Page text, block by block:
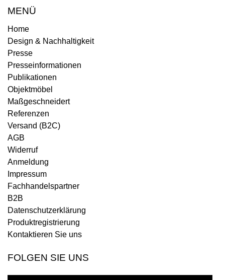
MENÜ
Home
Design & Nachhaltigkeit
Presse
Presseinformationen
Publikationen
Objektmöbel
Maßgeschneidert
Referenzen
Versand (B2C)
AGB
Widerruf
Anmeldung
Impressum
Fachhandelspartner
B2B
Datenschutzerklärung
Produktregistrierung
Kontaktieren Sie uns
FOLGEN SIE UNS